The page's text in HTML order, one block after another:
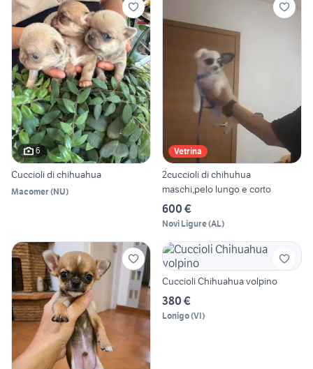
6
Cuccioli di chihuahua
Macomer(NU)
Vetrina
2cuccioli di chihuhua
maschi,pelo lungo e corto
600 €
Novi Ligure(AL)
Cuccioli Chihuahua volpino
380 €
Lonigo(VI)